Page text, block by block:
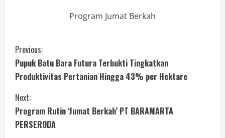
Program Jumat Berkah
Previous:
Pupuk Batu Bara Futura Terbukti Tingkatkan
Produktivitas Pertanian Hingga 43% per Hektare
Next:
Program Rutin ‘Jumat Berkah’ PT BARAMARTA
PERSERODA